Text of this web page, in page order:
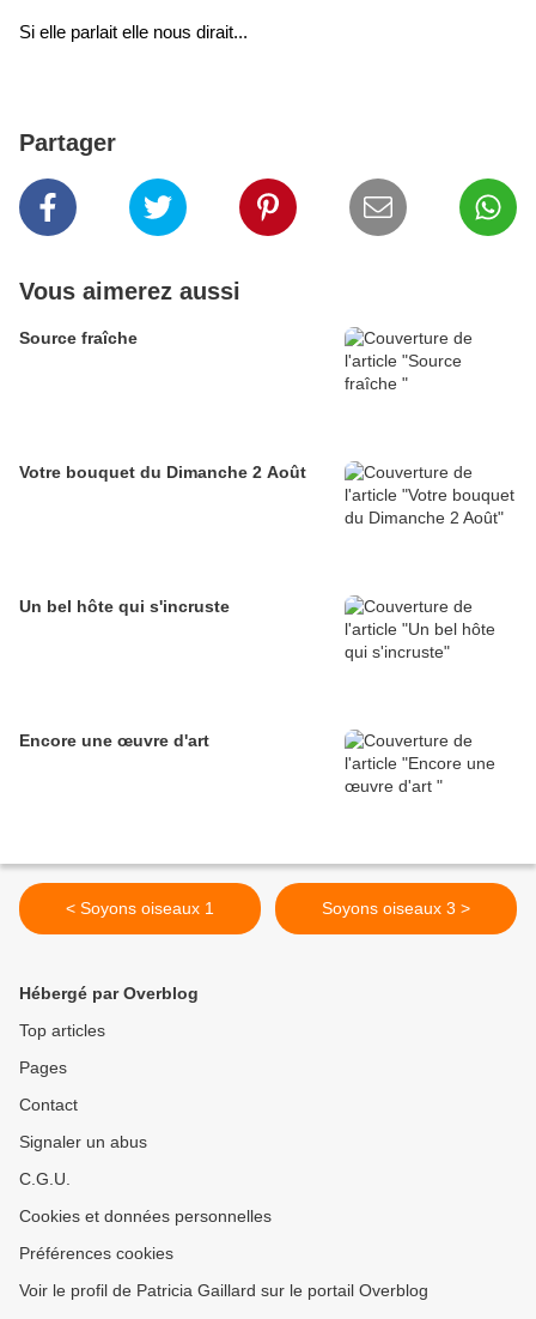
Si elle parlait elle nous dirait...
Partager
Vous aimerez aussi
Source fraîche
Votre bouquet du Dimanche 2 Août
Un bel hôte qui s'incruste
Encore une œuvre d'art
< Soyons oiseaux 1 Soyons oiseaux 3 >
Hébergé par Overblog
Top articles
Pages
Contact
Signaler un abus
C.G.U.
Cookies et données personnelles
Préférences cookies
Voir le profil de Patricia Gaillard sur le portail Overblog